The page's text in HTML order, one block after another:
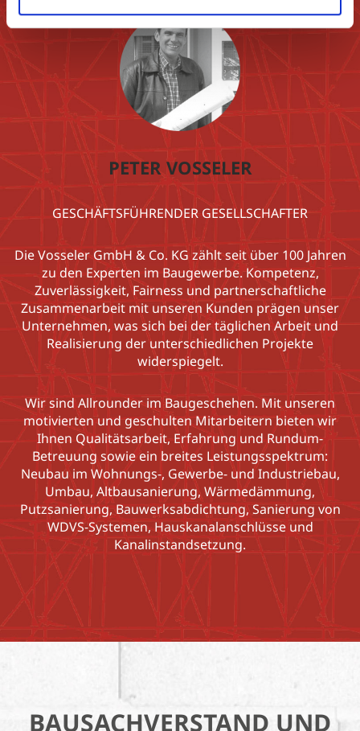
PETER VOSSELER
GESCHÄFTSFÜHRENDER GESELLSCHAFTER
Die Vosseler GmbH & Co. KG zählt seit über 100 Jahren
zu den Experten im Baugewerbe. Kompetenz,
Zuverlässigkeit, Fairness und partnerschaftliche
Zusammenarbeit mit unseren Kunden prägen unser
Unternehmen, was sich bei der täglichen Arbeit und
Realisierung der unterschiedlichen Projekte
widerspiegelt.
Wir sind Allrounder im Baugeschehen. Mit unseren
motivierten und geschulten Mitarbeitern bieten wir
Ihnen Qualitätsarbeit, Erfahrung und Rundum-
Betreuung sowie ein breites Leistungsspektrum:
Neubau im Wohnungs-, Gewerbe- und Industriebau,
Umbau, Altbausanierung, Wärmedämmung,
Putzsanierung, Bauwerksabdichtung, Sanierung von
WDVS-Systemen, Hauskanalanschlüsse und
Kanalinstandsetzung.
BAUSACHVERSTAND UND